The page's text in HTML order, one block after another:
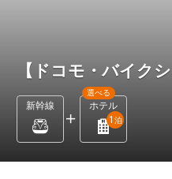
【ドコモ・バイク
新幹線 ホテル
選べる
1 泊